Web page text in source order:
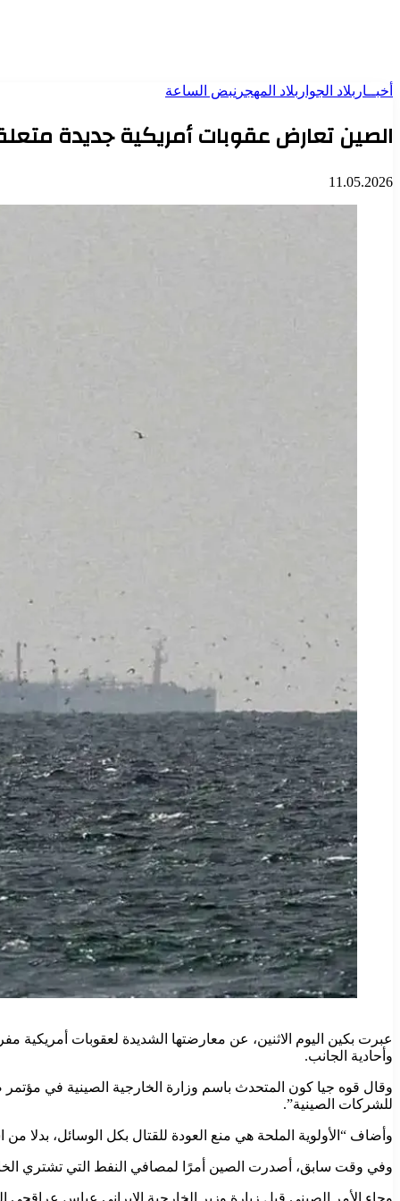
أخبــار بلاد الجوار بلاد المهجر نبض الساعة
الصين تعارض عقوبات أمريكية جديدة
11.05.2026
عبرت بكين اليوم الاثنين، عن معارضتها الشديدة لعقوبات
وأحادية الجانب.
وقال قوه ‌جيا كون المتحدث باسم وزارة الخارجية ⁠الصينية في
للشركات الصينية”.
وأضاف “الأولوية الملحة هي منع العودة للقتال بكل الوسائل،
وفي وقت سابق، أصدرت الصين أمرًا لمصافي النفط التي تشتري الخام
وجاء الأمر الصيني قبل زيارة وزير الخارجية الإيراني عباس عراقجي